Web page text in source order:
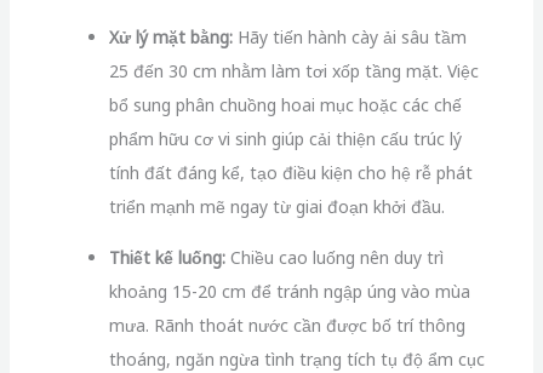
Xử lý mặt bằng:Hãy tiến hành cày ải sâu tầm
25 đến 30 cm nhằm làm tơi xốp tầng mặt. Việc
bổ sung phân chuồng hoai mục hoặc các chế
phẩm hữu cơ vi sinh giúp cải thiện cấu trúc lý
tính đất đáng kể, tạo điều kiện cho hệ rễ phát
triển mạnh mẽ ngay từ giai đoạn khởi đầu.
Thiết kế luống:Chiều cao luống nên duy trì
khoảng 15-20 cm để tránh ngập úng vào mùa
mưa. Rãnh thoát nước cần được bố trí thông
thoáng, ngăn ngừa tình trạng tích tụ độ ẩm cục